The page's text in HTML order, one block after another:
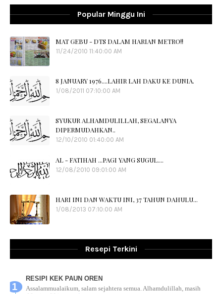
Popular Minggu Ini
MAT GEBU - DTS DALAM HARIAN METRO!!
11/24/2010 11:40:00 AM
8 JANUARY 1976....LAHIR LAH DAKU KE DUNIA.
1/08/2011 07:10:00 AM
SYUKUR ALHAMDULILLAH, SEGALANYA
DIPERMUDAHKAN..
12/10/2010 01:40:00 AM
AL - FATIHAH ...PAGI YANG SUGUL....
12/08/2010 09:01:00 AM
HARI INI DAN WAKTU INI, 37 TAHUN DAHULU...
1/08/2013 07:10:00 AM
Resepi Terkini
RESIPI KEK PAUN OREN
Assalammualaikum, salam sejahtera semua. Alhamdulillah, masih